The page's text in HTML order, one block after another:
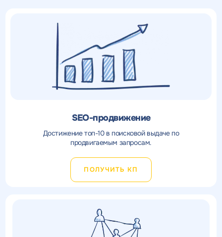
SEO-продвижение
Достижение топ-10 в поисковой выдаче по
продвигаемым запросам.
ПОЛУЧИТЬ КП